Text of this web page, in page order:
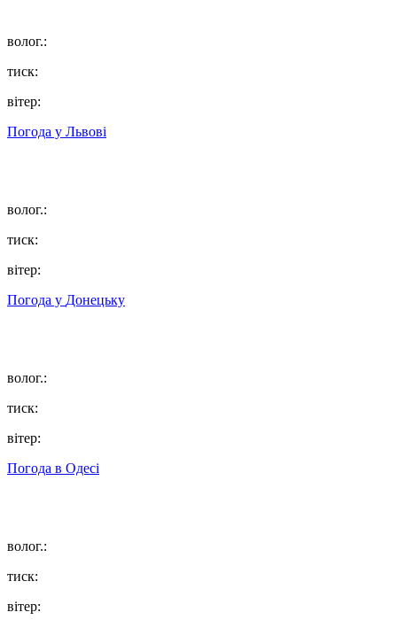
волог.:
тиск:
вітер:
Погода у Львові
волог.:
тиск:
вітер:
Погода у Донецьку
волог.:
тиск:
вітер:
Погода в Одесі
волог.:
тиск:
вітер: